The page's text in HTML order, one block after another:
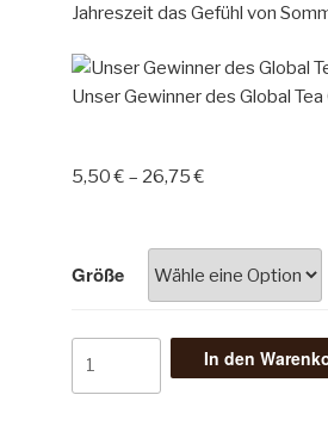
Jahreszeit das Gefühl von
Unser Gewinner des Global
5,50€ – 26,75€
Größe
In den